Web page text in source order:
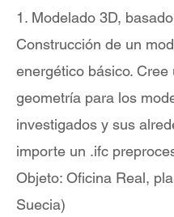
1. Modelado 3D,
Construcción de un
energético básico. Cree
geometría para los
investigados y sus
importe un .ifc
Objeto: Oficina Real,
Suecia)